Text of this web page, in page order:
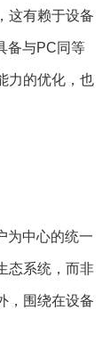
这有赖于设备
备与PC同等
力的优化，也
为中⼼的统⼀
态系统，⽽⾮
，围绕在设备